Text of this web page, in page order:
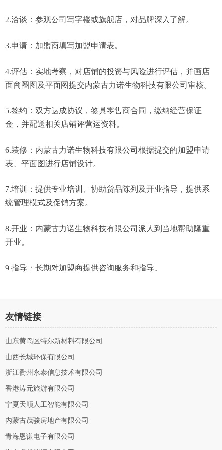
2.洽谈：参观公司写字楼或旗舰店，对品牌深入了解。
3.申请：加盟商填写加盟申请表。
4.评估：实地考察，对店铺的投资与风险进行评估，并画店
面商圈图及平面图提交内蒙古力诺生物科技有限公司审核。
5.签约：双方达成协议，签具零售商合同，缴纳经营保证
金，并配送相关店铺评营运资料。
6.装修：内蒙古力诺生物科技有限公司根据提交的加盟申请
表、平面图进行店铺设计。
7.培训：提供专业培训、协助货品陈列及开业指导，提供系
统管理模式及促销方案。
8.开业：内蒙古力诺生物科技有限公司派人到当地帮助隆重
开业。
9.指导：长期对加盟商提供咨询服务和指导。
友情链接
山东黄岛区特尔新材料有限公司
山西长城环保有限公司
浙江衢州永泰信息技术有限公司
香港涛元旅游有限公司
宁夏天顺人工智能有限公司
内蒙古茂骏房地产有限公司
青海恩谦电子有限公司